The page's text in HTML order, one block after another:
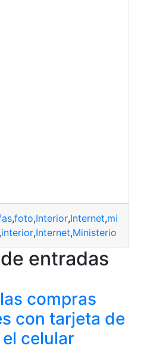
,foto,Interior,Internet,
,interior,Internet,Ministerio
entradas
compras
con tarjeta de
celular